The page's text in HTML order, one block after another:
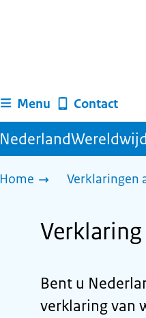
Menu Contact
NederlandWereldwijd
Home Verklaringen
Bent u
verklaring van